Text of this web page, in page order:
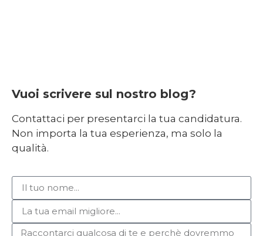
Vuoi scrivere sul nostro blog?
Contattaci per presentarci la tua candidatura.
Non importa la tua esperienza, ma solo la
qualità.